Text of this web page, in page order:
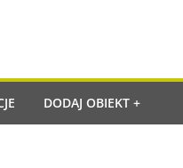
DODAJ OBIEKT +